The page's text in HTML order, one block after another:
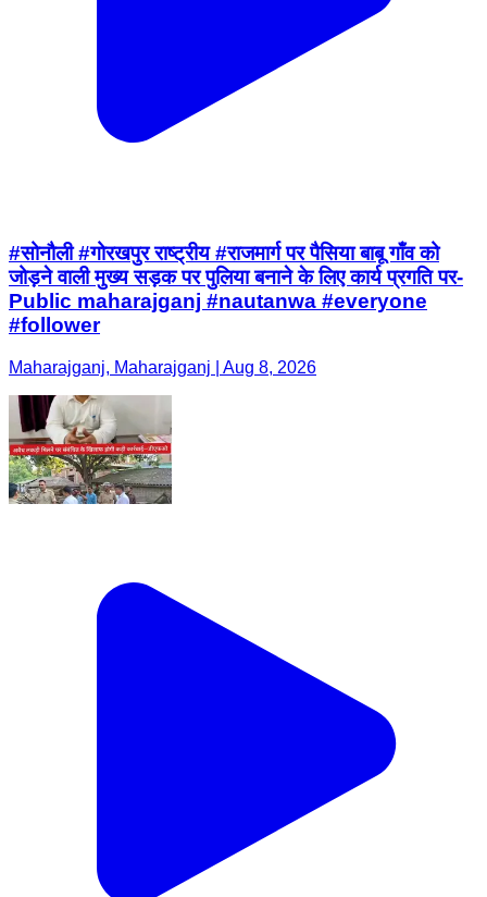
#सोनौली #गोरखपुर राष्ट्रीय #राजमार्ग पर पैसिया बाबू गाँव को
जोड़ने वाली मुख्य सड़क पर पुलिया बनाने के लिए कार्य प्रगति पर-
Public maharajganj #nautanwa #everyone
#follower
Maharajganj, Maharajganj | Aug 8, 2026